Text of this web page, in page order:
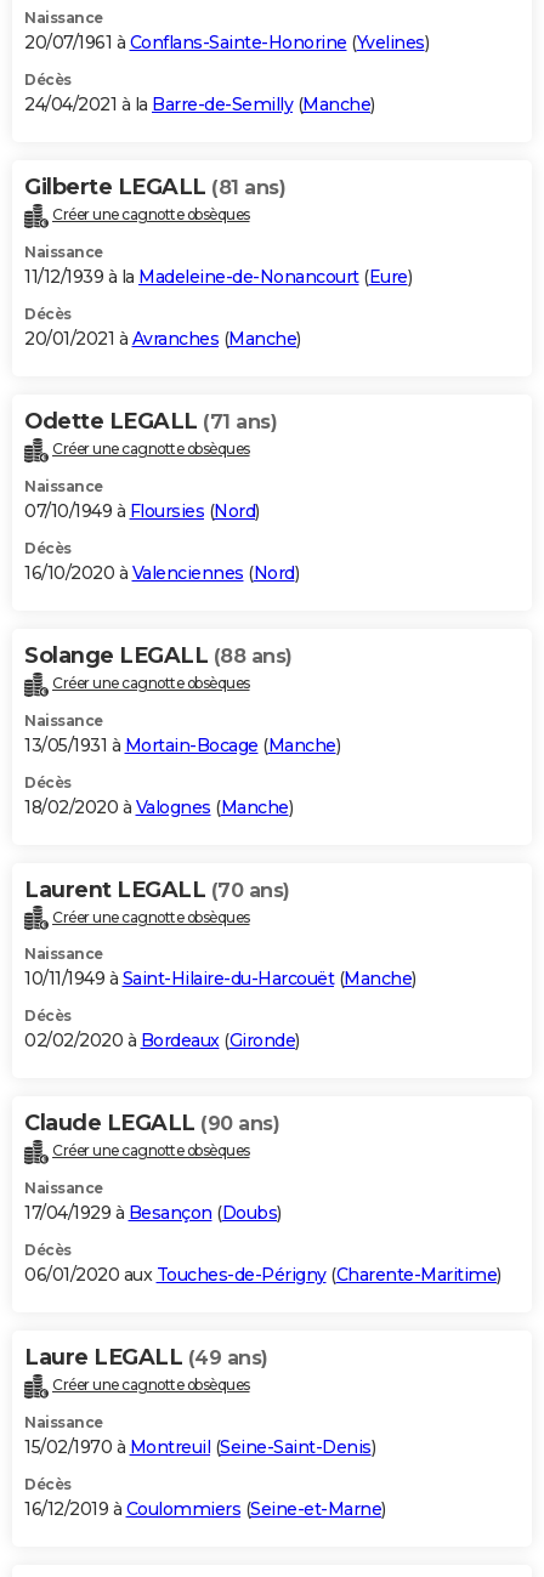
Naissance
20/07/1961 à Conflans-Sainte-Honorine (Yvelines)
Décès
24/04/2021 à la Barre-de-Semilly(Manche)
Gilberte LEGALL (81 ans)
Créer une cagnotte obsèques
Naissance
11/12/1939 à la Madeleine-de-Nonancourt(Eure)
Décès
20/01/2021 à Avranches (Manche)
Odette LEGALL (71 ans)
Créer une cagnotte obsèques
Naissance
07/10/1949 à Floursies (Nord)
Décès
16/10/2020 à Valenciennes (Nord)
Solange LEGALL (88 ans)
Créer une cagnotte obsèques
Naissance
13/05/1931 à Mortain-Bocage (Manche)
Décès
18/02/2020 à Valognes (Manche)
Laurent LEGALL (70 ans)
Créer une cagnotte obsèques
Naissance
10/11/1949 à Saint-Hilaire-du-Harcouët(Manche)
Décès
02/02/2020 à Bordeaux(Gironde)
Claude LEGALL (90 ans)
Créer une cagnotte obsèques
Naissance
17/04/1929 à Besançon (Doubs)
Décès
06/01/2020 aux Touches-de-Périgny(Charente-Maritime)
Laure LEGALL (49 ans)
Créer une cagnotte obsèques
Naissance
15/02/1970 à Montreuil (Seine-Saint-Denis)
Décès
16/12/2019 à Coulommiers (Seine-et-Marne)